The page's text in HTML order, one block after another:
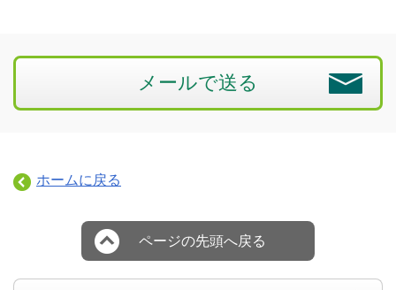
メールで送る
ホームに戻る
ページの先頭へ戻る